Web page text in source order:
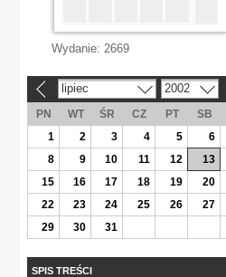
Wydanie: 2669
lipiec 2002
PN WT ŚR CZ PT SB
1
2 3 4 5 6
8
9 10 11 12 13
15
16 17 18 19 20
22
23 24 25 26 27
29
30 31
SPIS TREŚCI